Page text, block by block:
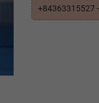
+84363315527